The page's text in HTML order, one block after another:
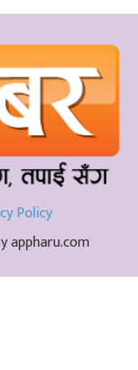
Policy
appharu.com